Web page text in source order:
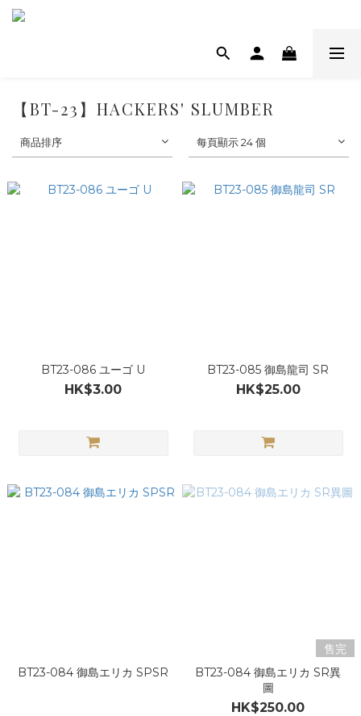
【BT-23】HACKERS' SLUMBER
商品排序 每頁顯示 24 個
BT23-086 ユーゴ U
HK$3.00
BT23-085 御島龍司 SR
HK$25.00
BT23-084 御島エリカ SPSR
售完
BT23-084 御島エリカ SR異
圖
HK$250.00